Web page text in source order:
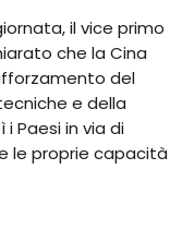
il vice primo
che la Cina
del
e della
Paesi in via di
le proprie capacità